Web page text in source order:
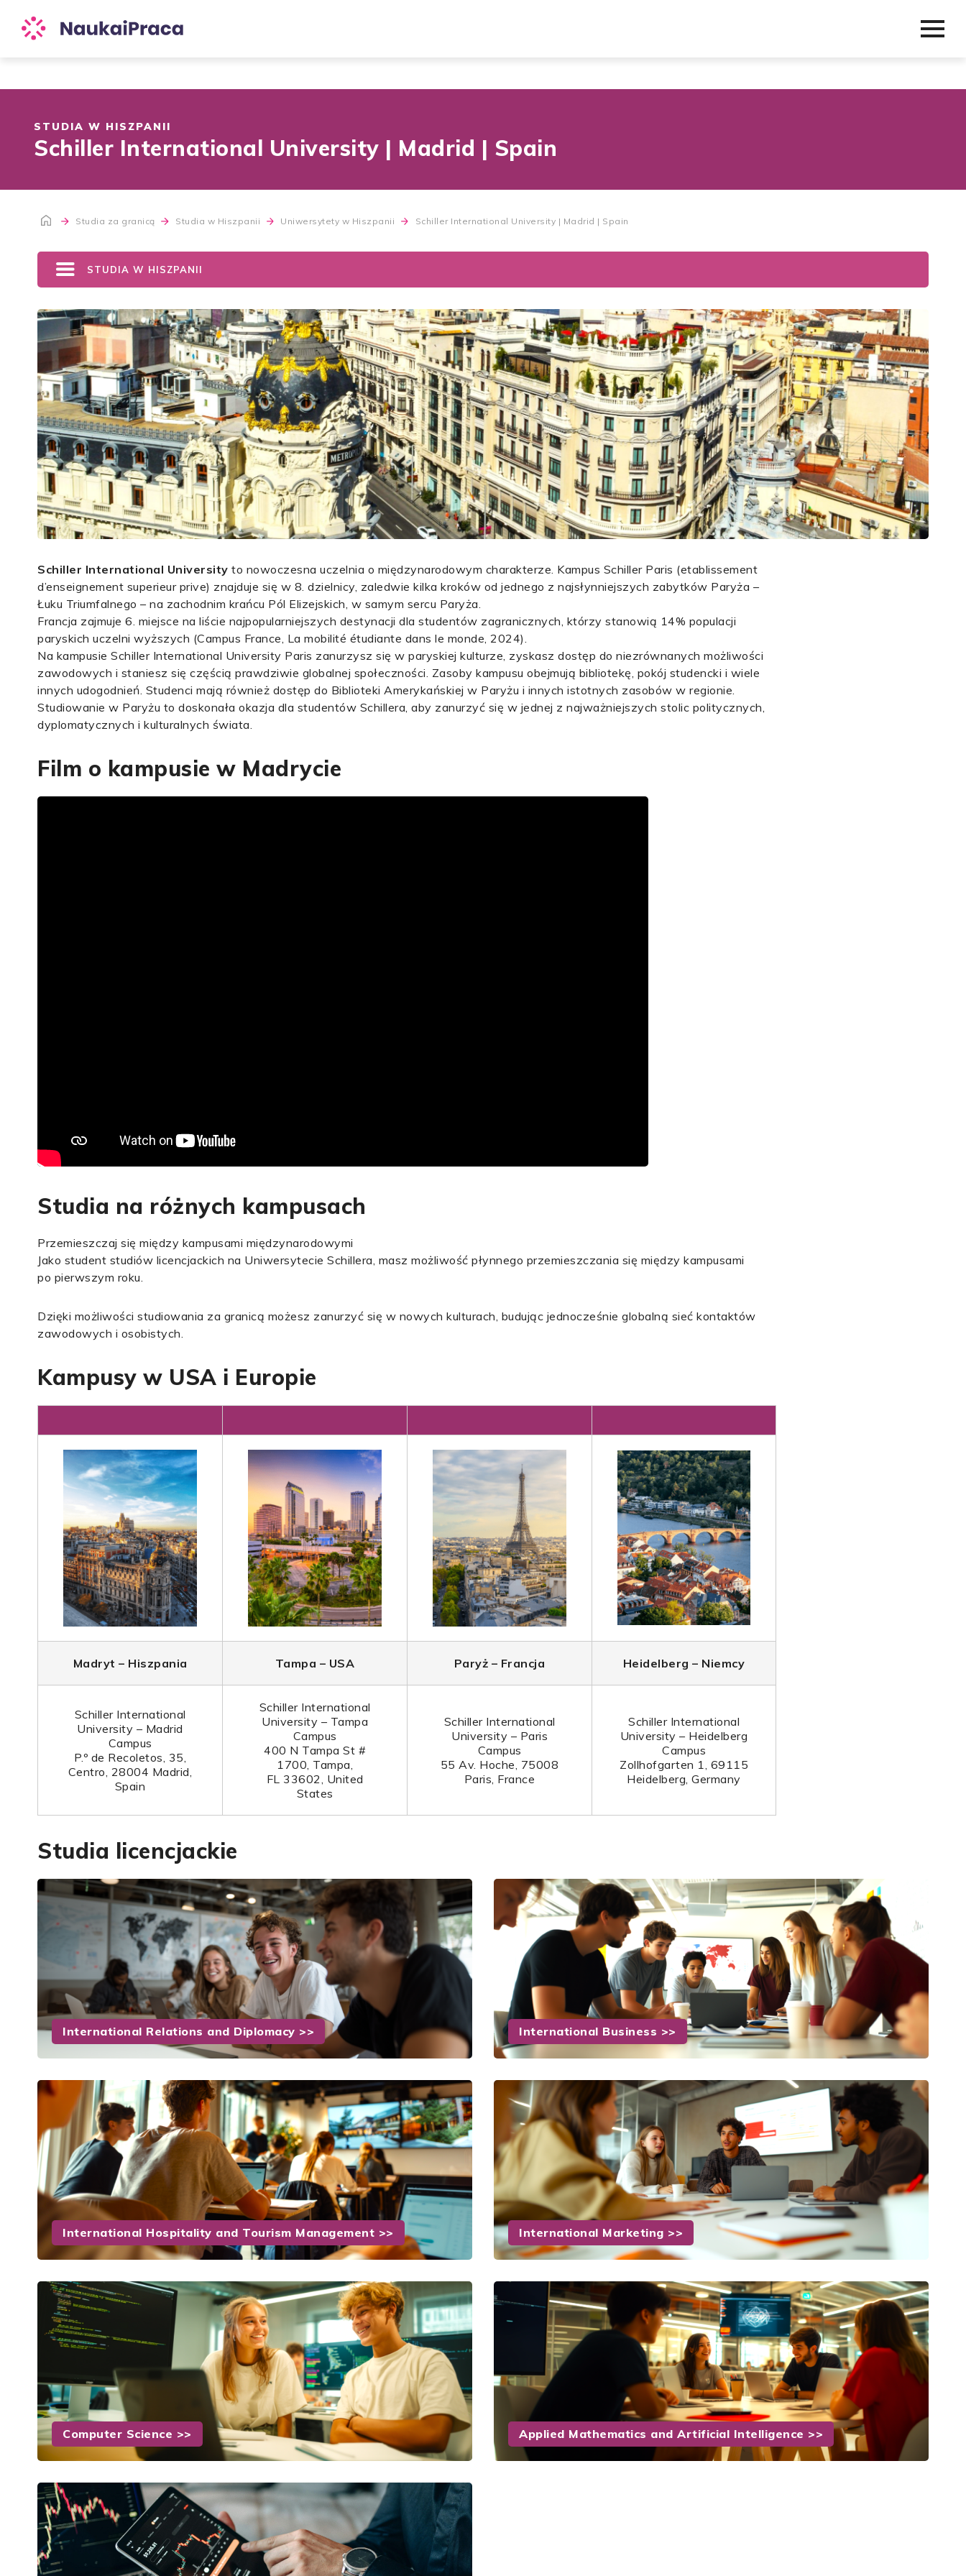
STUDIA W HISZPANII
Schiller International University | Madrid | Spain
Studia za granicą Studia w Hiszpanii Uniwersytety w Hiszpanii Schiller International University | Madrid | Spain
STUDIA W HISZPANII
Schiller International University to nowoczesna uczelnia o międzynarodowym charakterze. Kampus Schiller Paris (etablissement
d’enseignement superieur prive) znajduje się w 8. dzielnicy, zaledwie kilka kroków od jednego z najsłynniejszych zabytków Paryża –
Łuku Triumfalnego – na zachodnim krańcu Pól Elizejskich, w samym sercu Paryża.
Francja zajmuje 6. miejsce na liście najpopularniejszych destynacji dla studentów zagranicznych, którzy stanowią 14% populacji
paryskich uczelni wyższych (Campus France, La mobilité étudiante dans le monde, 2024).
Na kampusie Schiller International University Paris zanurzysz się w paryskiej kulturze, zyskasz dostęp do niezrównanych możliwości
zawodowych i staniesz się częścią prawdziwie globalnej społeczności. Zasoby kampusu obejmują bibliotekę, pokój studencki i wiele
innych udogodnień. Studenci mają również dostęp do Biblioteki Amerykańskiej w Paryżu i innych istotnych zasobów w regionie.
Studiowanie w Paryżu to doskonała okazja dla studentów Schillera, aby zanurzyć się w jednej z najważniejszych stolic politycznych,
dyplomatycznych i kulturalnych świata.
Film o kampusie w Madrycie
Studia na różnych kampusach
Przemieszczaj się między kampusami międzynarodowymi
Jako student studiów licencjackich na Uniwersytecie Schillera, masz możliwość płynnego przemieszczania się między kampusami
po pierwszym roku.
Dzięki możliwości studiowania za granicą możesz zanurzyć się w nowych kulturach, budując jednocześnie globalną sieć kontaktów
zawodowych i osobistych.
Kampusy w USA i Europie
Madryt – Hiszpania Tampa – USA Paryż – Francja Heidelberg – Niemcy
Schiller International
University – Madrid
Campus
P.º de Recoletos, 35,
Centro, 28004 Madrid,
Spain
Schiller International
University – Tampa
Campus
400 N Tampa St #
1700, Tampa,
FL 33602, United
States
Schiller International
University – Paris
Campus
55 Av. Hoche, 75008
Paris, France
Schiller International
University – Heidelberg
Campus
Zollhofgarten 1, 69115
Heidelberg, Germany
Studia licencjackie
International Relations and Diplomacy >> International Business >>
International Hospitality and Tourism Management >> International Marketing >>
Computer Science >> Applied Mathematics and Artificial Intelligence >>